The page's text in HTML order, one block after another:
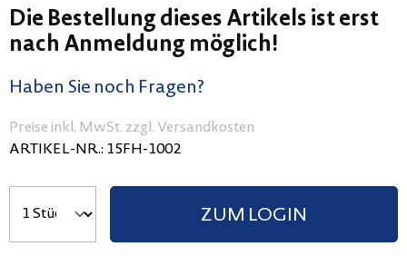
Die Bestellung dieses Artikels ist erst
nach Anmeldung möglich!
Haben Sie noch Fragen?
Preise inkl. MwSt. zzgl. Versandkosten
ARTIKEL-NR.: 15FH-1002
ZUM LOGIN